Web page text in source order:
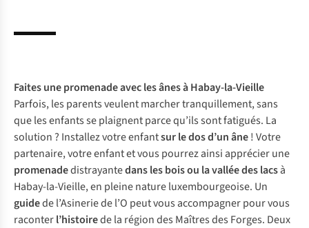
Faites unepromenade avec les ânesà Habay-la-Vieille
Parfois, les parents veulent marcher tranquillement, sans
que les enfants se plaignent parce qu’ils sont fatigués. La
solution ? Installez votre enfantsur le dos d’un âne! Votre
partenaire, votre enfant et vous pourrez ainsi apprécier une
promenadedistrayantedans les bois ou la vallée des lacsà
Habay-la-Vieille, en pleine nature luxembourgeoise. Un
guidede l’Asinerie de l’O peut vous accompagner pour vous
raconterl’histoirede la région des Maîtres des Forges. Deux